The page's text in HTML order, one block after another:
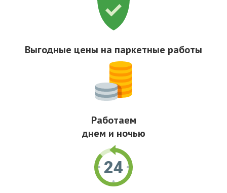
Выгодные цены на паркетные работы
Работаем
днем и ночью